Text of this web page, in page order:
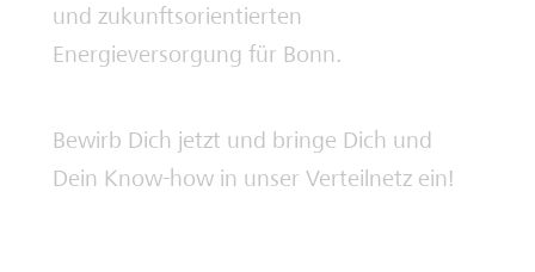
und zukunftsorientierten
Energieversorgung für Bonn.
Bewirb Dich jetzt und bringe Dich und
Dein Know-how in unser Verteilnetz ein!